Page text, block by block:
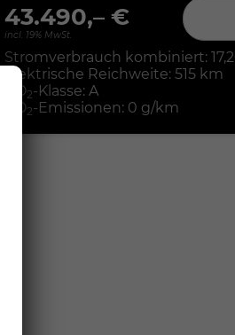
43.490,– €
incl. 19% MwSt.
Stromverbrauch kombiniert:
Elektrische Reichweite: 515 km
CO2-Klasse: A
CO2-Emissionen: 0 g/km